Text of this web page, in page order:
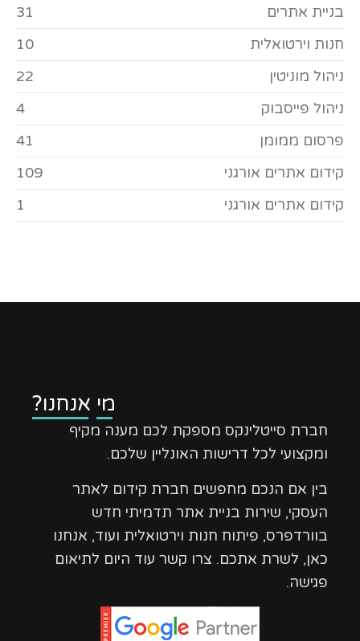
בניית אתרים
31
חנות וירטואלית
10
ניהול מוניטין
22
ניהול פייסבוק
4
פרסום ממומן
41
קידום אתרים אורגני
109
קידום אתרים אורגני
1
מי אנחנו?
חברת סייטלינקס מספקת לכם מענה מקיף
ומקצועי לכל דרישות האונליין שלכם.
בין אם הנכם מחפשים חברת קידום לאתר
העסקי, שירות בניית אתר תדמיתי חדש
בוורדפרס, פיתוח חנות וירטואלית ועוד, אנחנו
כאן, לשרת אתכם. צרו קשר עוד היום לתיאום
פגישה.